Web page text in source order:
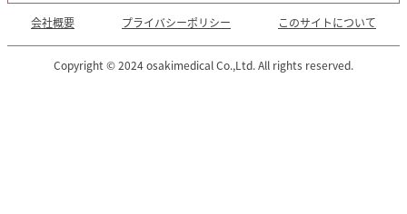
会社概要 プライバシーポリシー このサイトについて
Copyright © 2024 osakimedical Co.,Ltd. All rights reserved.